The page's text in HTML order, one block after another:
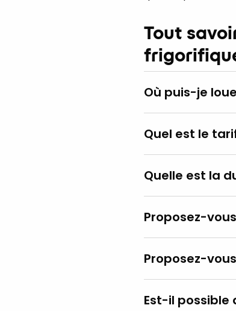
Tout
Où puis-je
Quel est le
Quelle est la
Proposez-
Proposez-
Est-il possible